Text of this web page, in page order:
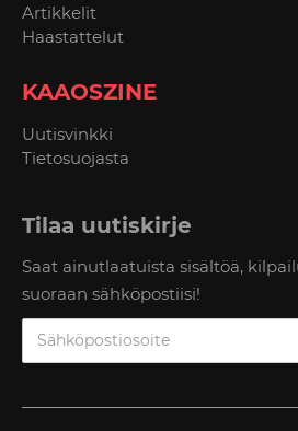
Artikkelit
Haastattelut
KAAOSZINE
Uutisvinkki
Tietosuojasta
Tilaa uutiskirje
Saat ainutlaatuista sisältöä,
suoraan sähköpostiisi!